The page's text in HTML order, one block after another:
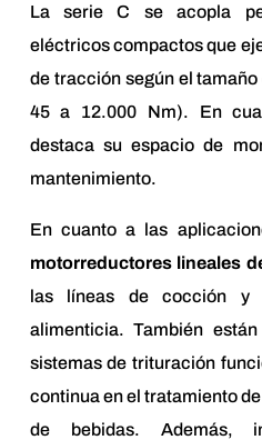
La serie C se acopla
eléctricos compactos que
de tracción según el
45 a 12.000 Nm). En
destaca su espacio de
mantenimiento.
En cuanto a las
motorreductores lineales
las líneas de cocción y
alimenticia. También
sistemas de trituración
continua en el tratamiento
de bebidas. Además,